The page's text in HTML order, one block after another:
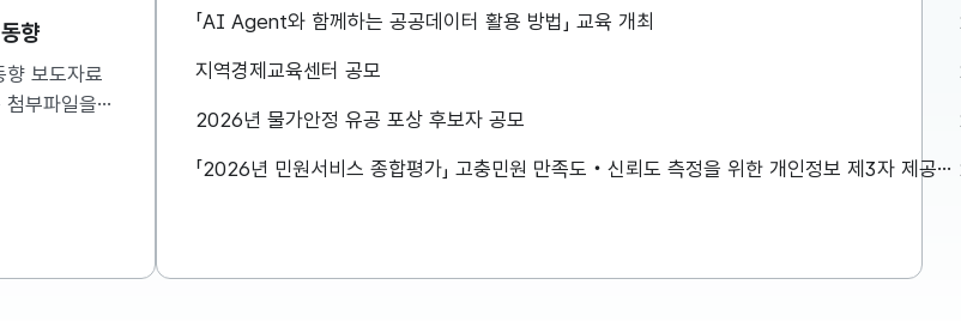
향
보도자료
부파일을
비상경제본부 회의 겸 경제·구조혁
신 관계장관회의 개최
구윤철 부총리 겸 재정경제부장관은
비상경제본부 회의 겸 경제·구조혁신
제16차 소재부품장비 경쟁력강화
차 소재·부품·장비 경쟁력강화위원회
공지
「AI Agent와 함께하는 공공데이터 활용 방법」 교육 개최
지역경제교육센터 공모
2026년 물가안정 유공 포상 후보자 공모
「2026년 민원서비스 종합평가」 고충민원 만족도‧신뢰도 측정을 위한 개인정보 제3자 제공사항 공고